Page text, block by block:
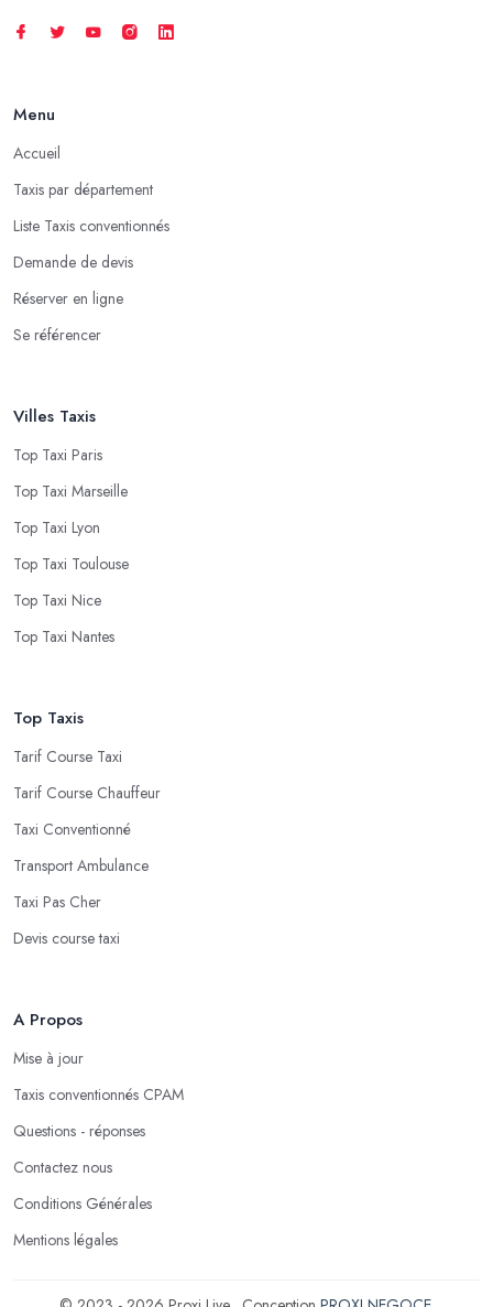
Menu
Accueil
Taxis par département
Liste Taxis conventionnés
Demande de devis
Réserver en ligne
Se référencer
Villes Taxis
Top Taxi Paris
Top Taxi Marseille
Top Taxi Lyon
Top Taxi Toulouse
Top Taxi Nice
Top Taxi Nantes
Top Taxis
Tarif Course Taxi
Tarif Course Chauffeur
Taxi Conventionné
Transport Ambulance
Taxi Pas Cher
Devis course taxi
A Propos
Mise à jour
Taxis conventionnés CPAM
Questions - réponses
Contactez nous
Conditions Générales
Mentions légales